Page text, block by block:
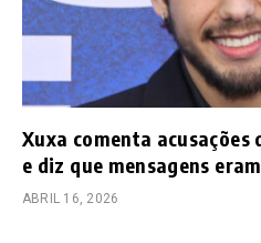
Xuxa comenta acusações
e diz que mensagens
ABRIL 16, 2026